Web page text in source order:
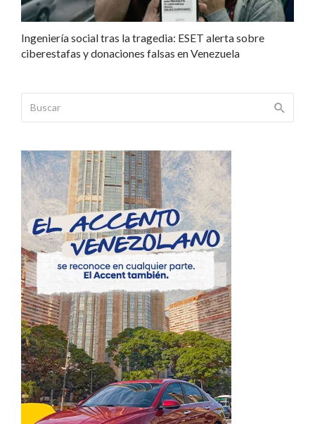
Ingeniería social tras la tragedia: ESET alerta sobre
ciberestafas y donaciones falsas en Venezuela